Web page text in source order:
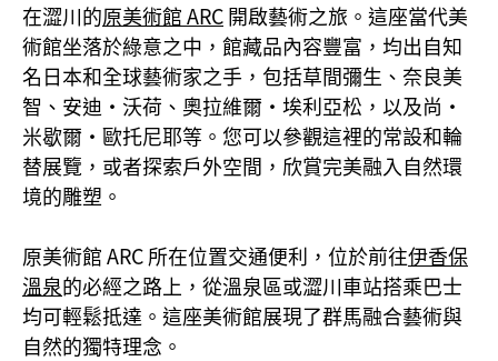
在澀川的原美術館 ARC開啟藝術之旅。這座當代美
術館坐落於綠意之中，館藏品內容豐富，均出自知
名日本和全球藝術家之手，包括草間彌生、奈良美
智、安迪·沃荷、奧拉維爾·埃利亞松，以及尚·
米歇爾·歐托尼耶等。您可以參觀這裡的常設和輪
替展覽，或者探索戶外空間，欣賞完美融入自然環
境的雕塑。
原美術館 ARC 所在位置交通便利，位於前往伊香保
溫泉的必經之路上，從溫泉區或澀川車站搭乘巴士
均可輕鬆抵達。這座美術館展現了群馬融合藝術與
自然的獨特理念。